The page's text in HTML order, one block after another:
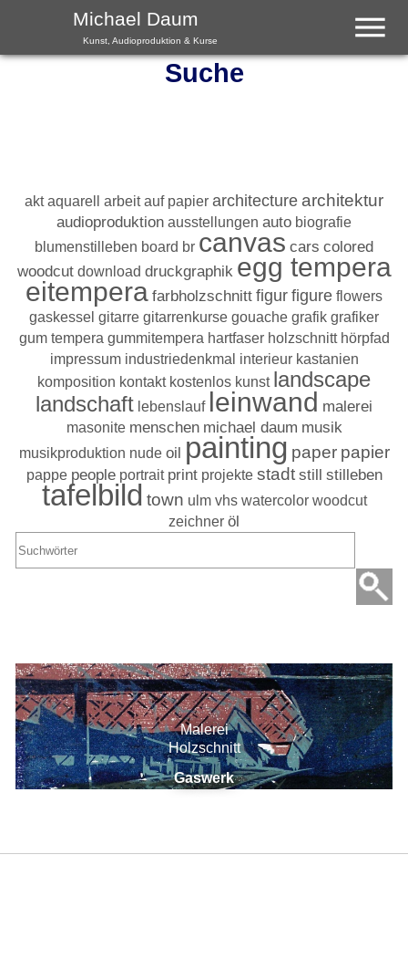
Michael Daum
Kunst, Audioproduktion & Kurse
Suche
akt aquarell arbeit auf papier architecture architektur
audioproduktion ausstellungen auto biografie
blumenstilleben board br canvas cars colored
woodcut download druckgraphik egg tempera
eitempera farbholzschnitt figur figure flowers
gaskessel gitarre gitarrenkurse gouache grafik grafiker
gum tempera gummitempera hartfaser holzschnitt hörpfad
impressum industriedenkmal interieur kastanien
komposition kontakt kostenlos kunst landscape
landschaft lebenslauf leinwand malerei
masonite menschen michael daum musik
musikproduktion nude oil painting paper papier
pappe people portrait print projekte stadt still stilleben
tafelbild town ulm vhs watercolor woodcut
zeichner öl
Gaswerk
Malerei
Holzschnitt